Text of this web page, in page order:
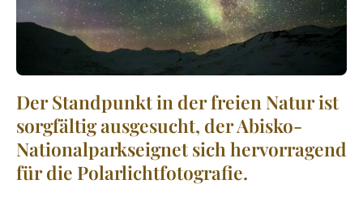
Der Standpunkt in der freien Natur ist
sorgfältig ausgesucht, der Abisko-
Nationalparkseignet sich hervorragend
für die Polarlichtfotografie.